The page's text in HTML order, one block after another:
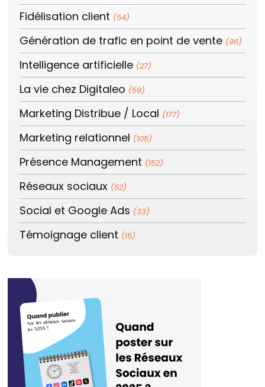
Fidélisation client (54)
Génération de trafic en point de vente (96)
Intelligence artificielle (27)
La vie chez Digitaleo (59)
Marketing Distribue / Local (177)
Marketing relationnel (105)
Présence Management (152)
Réseaux sociaux (52)
Social et Google Ads (33)
Témoignage client (15)